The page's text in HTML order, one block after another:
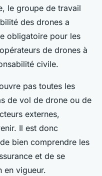
le groupe de travail
des drones a
obligatoire pour les
de drones à
civile.
pas toutes les
de vol de drone ou de
externes,
Il est donc
bien comprendre les
et de se
en vigueur.